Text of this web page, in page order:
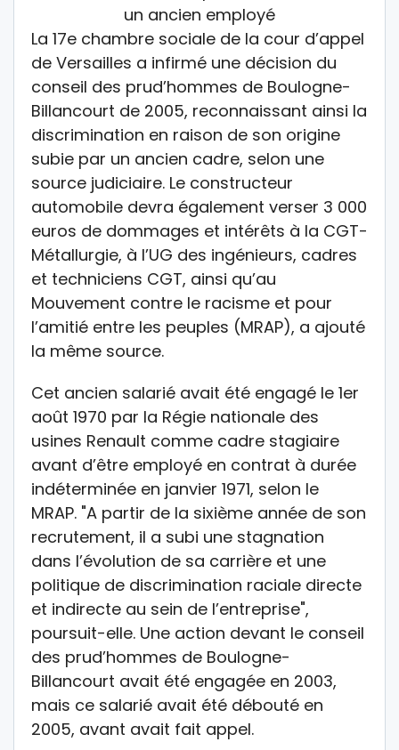
La 17e chambre sociale de la cour d’appel
de Versailles a infirmé une décision du
conseil des prud’hommes de Boulogne-
Billancourt de 2005, reconnaissant ainsi la
discrimination en raison de son origine
subie par un ancien cadre, selon une
source judiciaire. Le constructeur
automobile devra également verser 3 000
euros de dommages et intérêts à la CGT-
Métallurgie, à l’UG des ingénieurs, cadres
et techniciens CGT, ainsi qu’au
Mouvement contre le racisme et pour
l’amitié entre les peuples (MRAP), a ajouté
la même source.
Cet ancien salarié avait été engagé le 1er
août 1970 par la Régie nationale des
usines Renault comme cadre stagiaire
avant d’être employé en contrat à durée
indéterminée en janvier 1971, selon le
MRAP. "A partir de la sixième année de son
recrutement, il a subi une stagnation
dans l’évolution de sa carrière et une
politique de discrimination raciale directe
et indirecte au sein de l’entreprise",
poursuit-elle. Une action devant le conseil
des prud’hommes de Boulogne-
Billancourt avait été engagée en 2003,
mais ce salarié avait été débouté en
2005, avant avait fait appel.